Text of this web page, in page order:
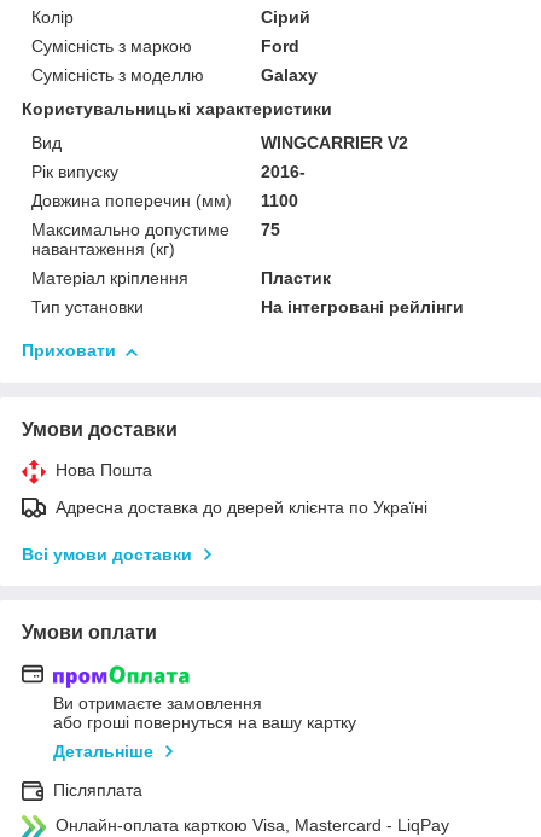
Колір
Сірий
Сумісність з маркою
Ford
Сумісність з моделлю
Galaxy
Користувальницькі характеристики
Вид
WINGCARRIER V2
Рік випуску
2016-
Довжина поперечин (мм)
1100
Максимально допустиме
навантаження (кг)
75
Матеріал кріплення
Пластик
Тип установки
На інтегровані рейлінги
Приховати
Умови доставки
Нова Пошта
Адресна доставка до дверей клієнта по Україні
Всі умови доставки
Умови оплати
Ви отримаєте замовлення
або гроші повернуться на вашу картку
Детальніше
Післяплата
Онлайн-оплата карткою Visa, Mastercard - LiqPay